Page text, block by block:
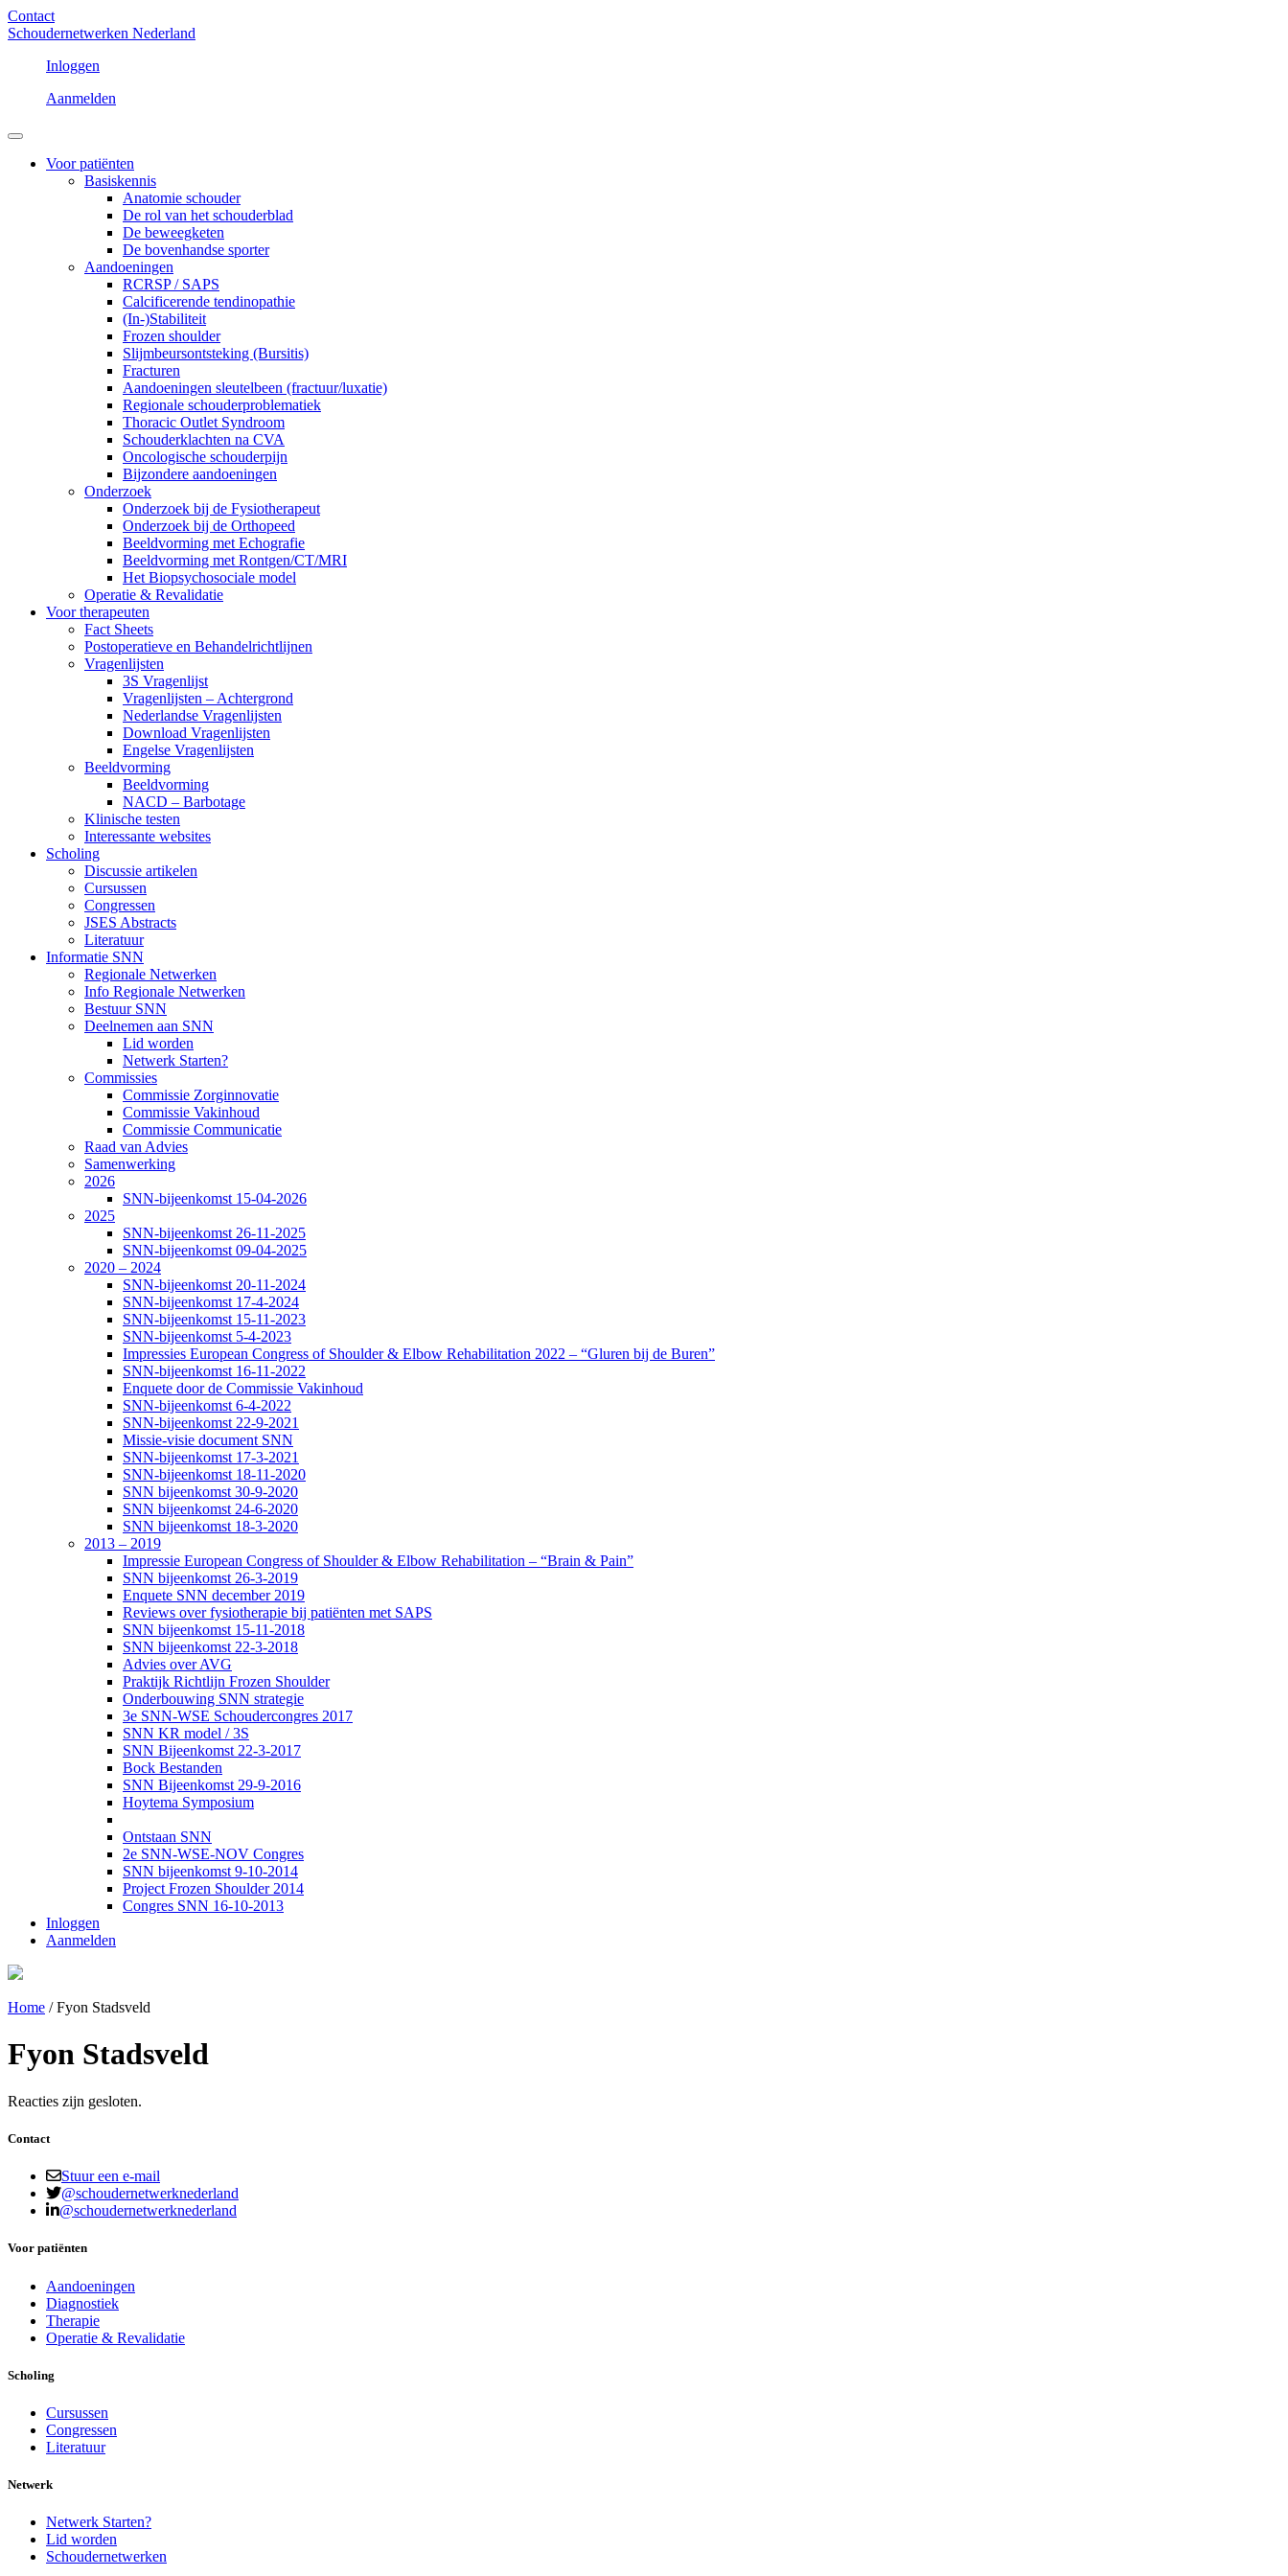
Contact
Schoudernetwerken Nederland
Inloggen
Aanmelden
Voor patiënten
Basiskennis
Anatomie schouder
De rol van het schouderblad
De beweegketen
De bovenhandse sporter
Aandoeningen
RCRSP / SAPS
Calcificerende tendinopathie
(In-)Stabiliteit
Frozen shoulder
Slijmbeursontsteking (Bursitis)
Fracturen
Aandoeningen sleutelbeen (fractuur/luxatie)
Regionale schouderproblematiek
Thoracic Outlet Syndroom
Schouderklachten na CVA
Oncologische schouderpijn
Bijzondere aandoeningen
Onderzoek
Onderzoek bij de Fysiotherapeut
Onderzoek bij de Orthopeed
Beeldvorming met Echografie
Beeldvorming met Rontgen/CT/MRI
Het Biopsychosociale model
Operatie & Revalidatie
Voor therapeuten
Fact Sheets
Postoperatieve en Behandelrichtlijnen
Vragenlijsten
3S Vragenlijst
Vragenlijsten – Achtergrond
Nederlandse Vragenlijsten
Download Vragenlijsten
Engelse Vragenlijsten
Beeldvorming
Beeldvorming
NACD – Barbotage
Klinische testen
Interessante websites
Scholing
Discussie artikelen
Cursussen
Congressen
JSES Abstracts
Literatuur
Informatie SNN
Regionale Netwerken
Info Regionale Netwerken
Bestuur SNN
Deelnemen aan SNN
Lid worden
Netwerk Starten?
Commissies
Commissie Zorginnovatie
Commissie Vakinhoud
Commissie Communicatie
Raad van Advies
Samenwerking
2026
SNN-bijeenkomst 15-04-2026
2025
SNN-bijeenkomst 26-11-2025
SNN-bijeenkomst 09-04-2025
2020 – 2024
SNN-bijeenkomst 20-11-2024
SNN-bijeenkomst 17-4-2024
SNN-bijeenkomst 15-11-2023
SNN-bijeenkomst 5-4-2023
Impressies European Congress of Shoulder & Elbow Rehabilitation 2022 – “Gluren bij de Buren”
SNN-bijeenkomst 16-11-2022
Enquete door de Commissie Vakinhoud
SNN-bijeenkomst 6-4-2022
SNN-bijeenkomst 22-9-2021
Missie-visie document SNN
SNN-bijeenkomst 17-3-2021
SNN-bijeenkomst 18-11-2020
SNN bijeenkomst 30-9-2020
SNN bijeenkomst 24-6-2020
SNN bijeenkomst 18-3-2020
2013 – 2019
Impressie European Congress of Shoulder & Elbow Rehabilitation – “Brain & Pain”
SNN bijeenkomst 26-3-2019
Enquete SNN december 2019
Reviews over fysiotherapie bij patiënten met SAPS
SNN bijeenkomst 15-11-2018
SNN bijeenkomst 22-3-2018
Advies over AVG
Praktijk Richtlijn Frozen Shoulder
Onderbouwing SNN strategie
3e SNN-WSE Schoudercongres 2017
SNN KR model / 3S
SNN Bijeenkomst 22-3-2017
Bock Bestanden
SNN Bijeenkomst 29-9-2016
Hoytema Symposium
Ontstaan SNN
2e SNN-WSE-NOV Congres
SNN bijeenkomst 9-10-2014
Project Frozen Shoulder 2014
Congres SNN 16-10-2013
Inloggen
Aanmelden
Home /Fyon Stadsveld
Fyon Stadsveld
Reacties zijn gesloten.
Contact
Stuur een e-mail
@schoudernetwerknederland
@schoudernetwerknederland
Voor patiënten
Aandoeningen
Diagnostiek
Therapie
Operatie & Revalidatie
Scholing
Cursussen
Congressen
Literatuur
Netwerk
Netwerk Starten?
Lid worden
Schoudernetwerken